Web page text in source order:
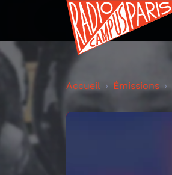
Accueil Émissions